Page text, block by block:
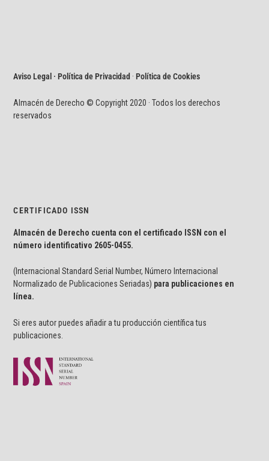
Aviso Legal · Política de Privacidad ·Política de Cookies
Almacén de Derecho © Copyright 2020 · Todos los derechos
reservados
CERTIFICADO ISSN
Almacén de Derecho cuenta con el certificado ISSN con el
número identificativo 2605-0455.
(Internacional Standard Serial Number, Número Internacional
Normalizado de Publicaciones Seriadas) para publicaciones en
línea.
Si eres autor puedes añadir a tu producción científica tus
publicaciones.